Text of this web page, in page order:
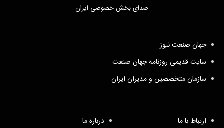
صدای بخش خصوصی ایران
جهان صنعت نیوز
سایت قدیمی روزنامه جهان صنعت
سازمان متخصصین و مدیران ایران
ارتباط با ما درباره ما